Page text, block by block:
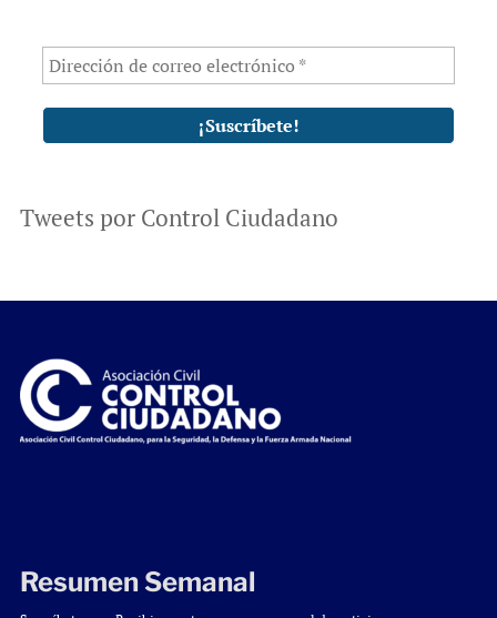
Tweets por Control Ciudadano
Resumen Semanal